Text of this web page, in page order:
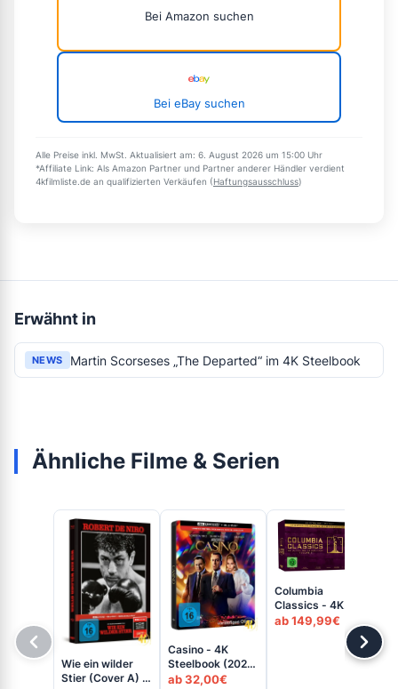
Bei Amazon suchen
Bei eBay suchen
Alle Preise inkl. MwSt. Aktualisiert am: 6. August 2026 um 15:00 Uhr
*Affiliate Link: Als Amazon Partner und Partner anderer Händler verdient
4kfilmliste.de an qualifizierten Verkäufen (Haftungsausschluss)
Erwähnt in
NEWS Martin Scorseses „The Departed“ im 4K Steelbook
Ähnliche Filme & Serien
Wie ein wilder
Stier (Cover A) -
Casino - 4K
Steelbook (2025)
(UHD + Blu-ray
ab 32,00€
Columbia
Classics - 4K
Limited Edition
(Volume 5) (UHD
+ Blu-ray Disc)
ab 149,99€